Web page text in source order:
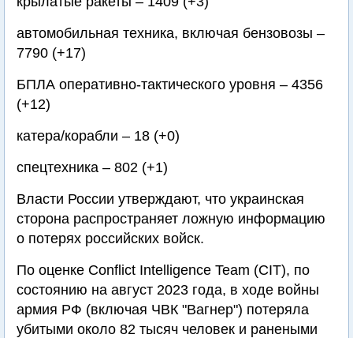
автомобильная техника, включая бензовозы –
7790 (+17)
БПЛА оперативно-тактического уровня – 4356
(+12)
катера/корабли – 18 (+0)
спецтехника – 802 (+1)
Власти России утверждают, что украинская
сторона распространяет ложную информацию
о потерях российских войск.
По оценке Conflict Intelligence Team (CIT), по
состоянию на август 2023 года, в ходе войны
армия РФ (включая ЧВК "Вагнер") потеряла
убитыми около 82 тысяч человек и ранеными